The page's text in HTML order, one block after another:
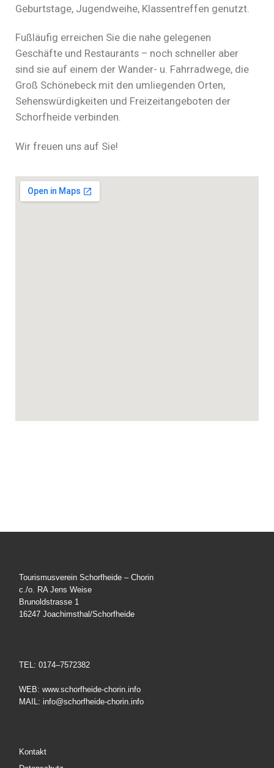
Geburtstage, Jugendweihe, Klassentreffen genutzt.
Fußläufig erreichen Sie die nahe gelegenen
Geschäfte und Restaurants – noch schneller aber
sind sie auf einem der Wander- u. Fahrradwege, die
Groß Schönebeck mit den umliegenden Orten,
Sehenswürdigkeiten und Freizeitangeboten der
Schorfheide verbinden.
Wir freuen uns auf Sie!
Tourismusverein Schorfheide – Chorin
c./o. RA Jens Weise
Brunoldstrasse 1
16247 Joachimsthal/Schorfheide
TEL: 0174–7572382
WEB: www.schorfheide-chorin.info
MAIL: info@schorfheide-chorin.info
Kontakt